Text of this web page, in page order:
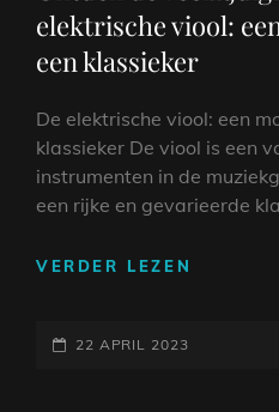
elektrische viool:
een klassieker
De elektrische viool: een
klassieker De viool is een
instrumenten in de
een rijke en gevarieerde
VERDER LEZEN
GEPLAATST
22 APRIL 2023